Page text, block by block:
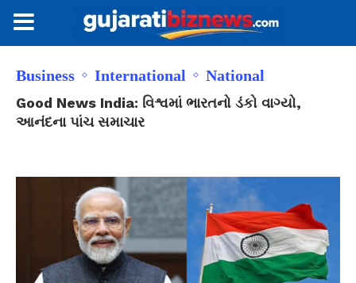
Business International National
Good News India: વિશ્વમાં ભારતનો ડંકો વાગ્યો,
આનંદના પાંચ સમાચાર